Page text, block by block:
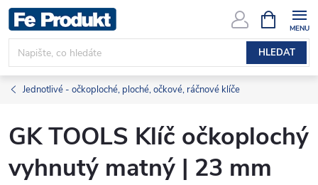
Přejít
na
obsah
HLEDAT
NÁKUPNÍ
KOŠÍK
Jednotlivé - očkoploché, ploché, očkové, ráčnové klíče
GK TOOLS Klíč očkoplochý
vyhnutý matný | 23 mm